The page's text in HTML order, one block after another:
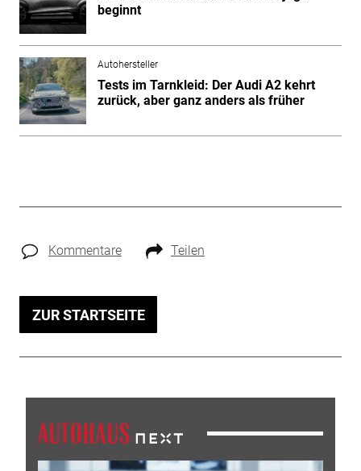
beginnt
Autohersteller
Tests im Tarnkleid: Der Audi A2 kehrt
zurück, aber ganz anders als früher
Kommentare Teilen
ZUR STARTSEITE